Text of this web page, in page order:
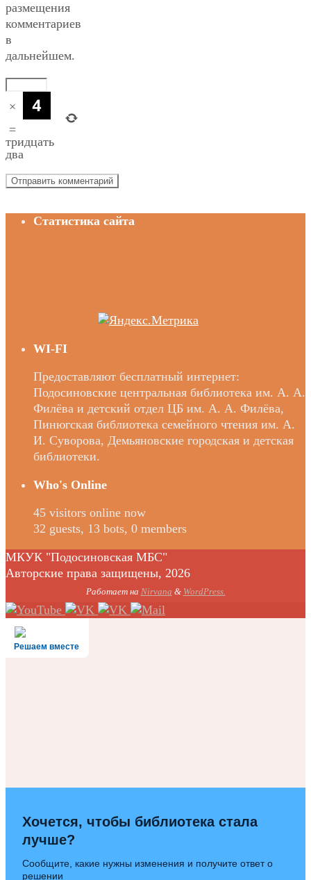
размещения
комментариев
в
дальнейшем.
×
=
тридцать
два
Статистика сайта
WI-FI
Предоставляют бесплатный интернет:
Подосиновские центральная библиотека им. А. А.
Филёва и детский отдел ЦБ им. А. А. Филёва,
Пинюгская библиотека семейного чтения им. А.
И. Суворова, Демьяновские городская и детская
библиотеки.
Who's Online
45 visitors online now
32 guests, 13 bots, 0 members
МКУК "Подосиновская МБС"
Авторские права защищены, 2026
Работает на Nirvana & WordPress.
Решаем вместе
Хочется, чтобы библиотека стала
лучше?
Сообщите, какие нужны изменения и получите ответ о
решении